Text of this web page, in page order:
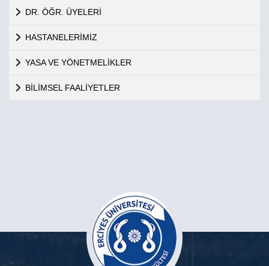
DR. ÖĞR. ÜYELERİ
HASTANELERİMİZ
YASA VE YÖNETMELİKLER
BİLİMSEL FAALİYETLER